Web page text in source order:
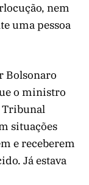
nem
uma pessoa
Bolsonaro
o ministro
Tribunal
situações
e receberem
Já estava